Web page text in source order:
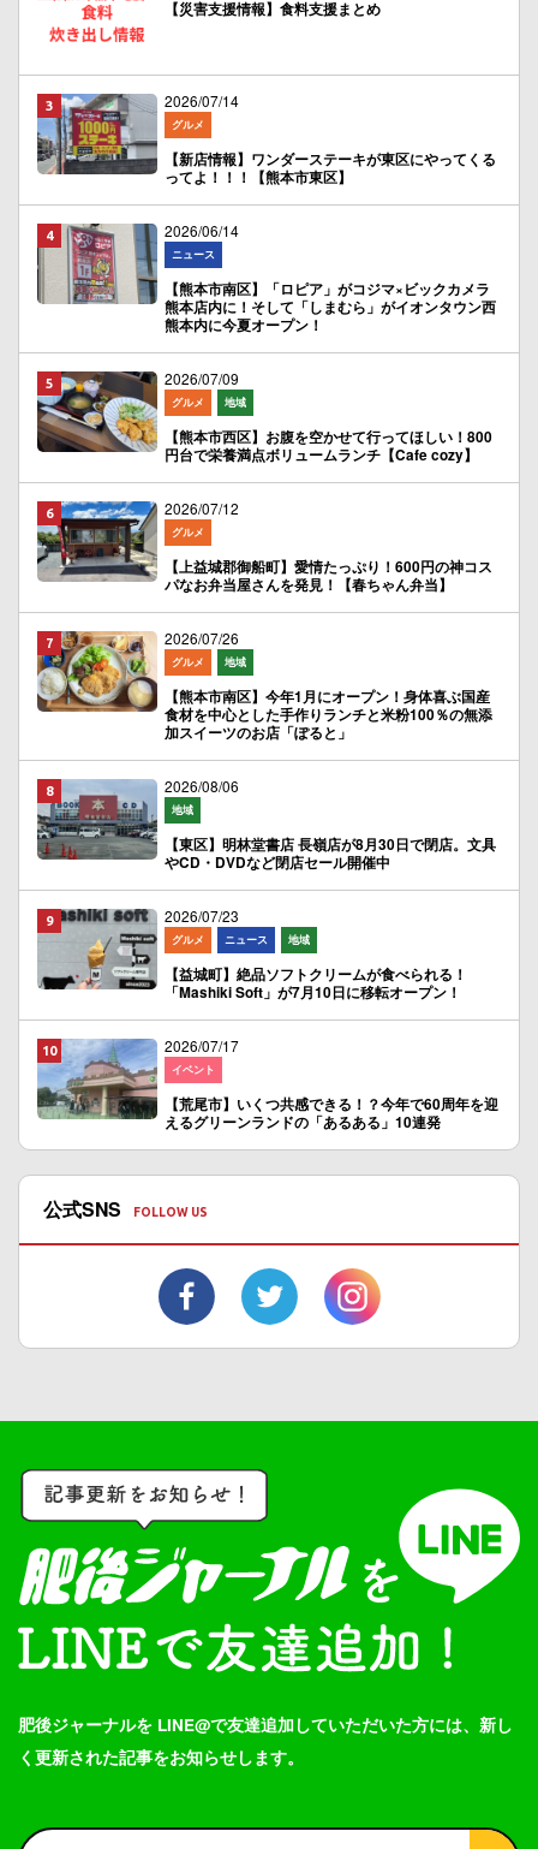
【災害支援情報】食料支援まとめ
2026/07/14
グルメ
【新店情報】ワンダーステーキが東区にやってくる
ってよ！！！【熊本市東区】
2026/06/14
ニュース
【熊本市南区】「ロピア」がコジマ×ビックカメラ
熊本店内に！そして「しまむら」がイオンタウン西
熊本内に今夏オープン！
2026/07/09
グルメ 地域
【熊本市西区】お腹を空かせて行ってほしい！800
円台で栄養満点ボリュームランチ【Cafe cozy】
2026/07/12
グルメ
【上益城郡御船町】愛情たっぷり！600円の神コス
パなお弁当屋さんを発見！【春ちゃん弁当】
2026/07/26
グルメ 地域
【熊本市南区】今年1月にオープン！身体喜ぶ国産
食材を中心とした手作りランチと米粉100％の無添
加スイーツのお店「ぽると」
2026/08/06
地域
【東区】明林堂書店 長嶺店が8月30日で閉店。文具
やCD・DVDなど閉店セール開催中
2026/07/23
グルメ ニュース 地域
【益城町】絶品ソフトクリームが食べられる！
「Mashiki Soft」が7月10日に移転オープン！
2026/07/17
イベント
【荒尾市】いくつ共感できる！？今年で60周年を迎
えるグリーンランドの「あるある」10連発
公式SNS
肥後ジャーナルを LINE@で友達追加していただいた方には、新し
く更新された記事をお知らせします。